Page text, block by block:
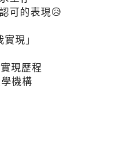
可的表現😥
現」
現歷程
機構